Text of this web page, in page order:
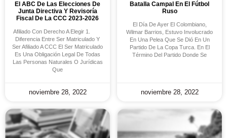
El ABC De Las Elecciones De
Junta Directiva Y Revisoría
Fiscal De La CCC 2023-2026
Afiliado Con Derecho A Elegir 1.
Diferencia Entre Ser Matriculado Y
Ser Afiliado A CCC El Ser Matriculado
Es Una Obligación Legal De Todas
Las Personas Naturales O Jurídicas
Que
noviembre 28, 2022
Batalla Campal En El Fútbol
Ruso
El Día De Ayer El Colombiano,
Wilmar Barrios, Estuvo Involucrado
En Una Pelea Que Se Dió En Un
Partido De La Copa Turca. En El
Término Del Partido Donde Se
noviembre 28, 2022